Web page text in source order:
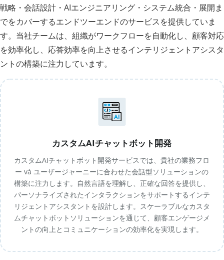
戦略・会話設計・AIエンジニアリング・システム統合・展開ま
でをカバーするエンドツーエンドのサービスを提供していま
す。当社チームは、組織がワークフローを自動化し、顧客対応
を効率化し、応答効率を向上させるインテリジェントアシスタ
ントの構築に注力しています。
カスタムAIチャットボット開発
カスタムAIチャットボット開発サービスでは、貴社の業務フロ
ー và ユーザージャーニーに合わせた会話型ソリューションの
構築に注力します。自然言語を理解し、正確な回答を提供し、
パーソナライズされたインタラクションをサポートするインテ
リジェントアシスタントを設計します。スケーラブルなカスタ
ムチャットボットソリューションを通じて、顧客エンゲージメ
ントの向上とコミュニケーションの効率化を実現します。